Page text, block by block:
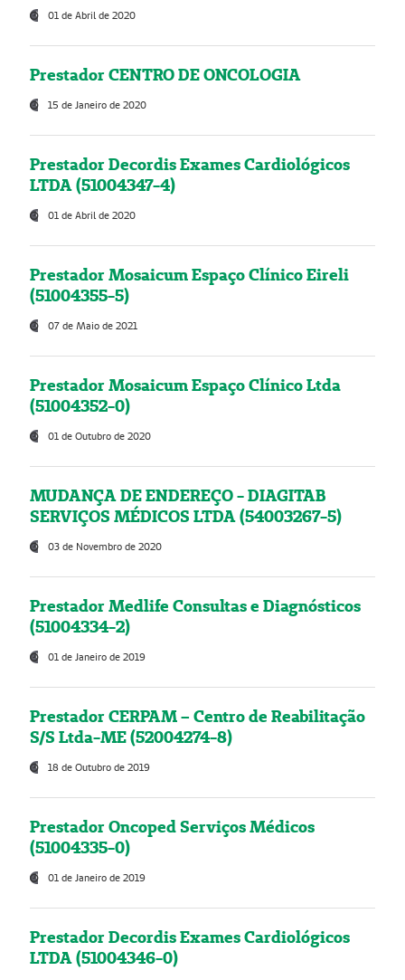
01 de Abril de 2020
Prestador CENTRO DE ONCOLOGIA
15 de Janeiro de 2020
Prestador Decordis Exames Cardiológicos
LTDA (51004347-4)
01 de Abril de 2020
Prestador Mosaicum Espaço Clínico Eireli
(51004355-5)
07 de Maio de 2021
Prestador Mosaicum Espaço Clínico Ltda
(51004352-0)
01 de Outubro de 2020
MUDANÇA DE ENDEREÇO - DIAGITAB
SERVIÇOS MÉDICOS LTDA (54003267-5)
03 de Novembro de 2020
Prestador Medlife Consultas e Diagnósticos
(51004334-2)
01 de Janeiro de 2019
Prestador CERPAM – Centro de Reabilitação
S/S Ltda-ME (52004274-8)
18 de Outubro de 2019
Prestador Oncoped Serviços Médicos
(51004335-0)
01 de Janeiro de 2019
Prestador Decordis Exames Cardiológicos
LTDA (51004346-0)